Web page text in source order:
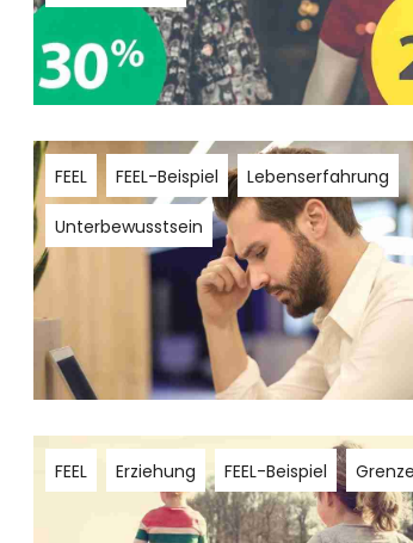
FEEL FEEL-Beispiel Lebenserfahrung
Unterbewusstsein
FEEL Erziehung FEEL-Beispiel